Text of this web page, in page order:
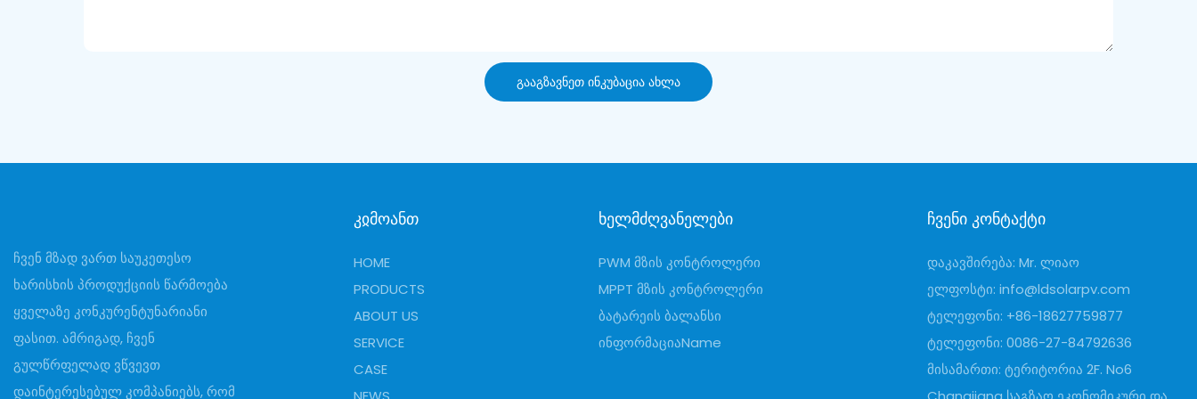
32-ბიტიანი ჩიპების და თვითგანვითარი MPPT
ალგორითმის ახალი თაობის გამოყენებით,
ᲒᲐᲐᲒᲖᲐᲕᲜᲔᲗ ᲘᲜᲙᲣᲑᲐᲪᲘᲐ ᲐᲮᲚᲐ
ჩვენ მზად ვართ საუკეთესო
ხარისხის პროდუქციის წარმოება
ყველაზე კონკურენტუნარიანი
ფასით. ამრიგად, ჩვენ
გულწრფელად ვწვევთ
დაინტერესებულ კომპანიებს, რომ
Კჲმოანთ
HOME
PRODUCTS
ABOUT US
SERVICE
CASE
Ხელმძღვანელები
PWM Მზის Კონტროლერი
MPPT Მზის Კონტროლერი
Ბატარეის Ბალანსი
ᲘნფორმაციაName
Ჩვენი Კონტაქტი
დაკავშირება: Mr. ლიაო
ელფოსტი: info@ldsolarpv.com
ტელეფონი: +86-18627759877
ტელეფონი: 0086-27-84792636
მისამართი: ტერიტორია 2F. No6